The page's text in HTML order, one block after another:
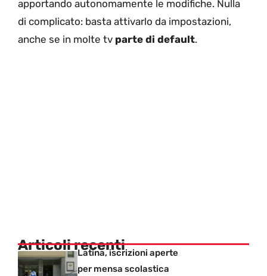
apportando autonomamente le modifiche. Nulla
di complicato: basta attivarlo da impostazioni,
anche se in molte tv parte di default.
Articoli recentiLatina, iscrizioni aperte
per mensa scolastica